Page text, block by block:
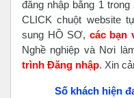
đăng nhập bằng 1
CLICK chuột website
sung HỒ SƠ, các bạn
Nghề nghiệp và Nơi
trình Đăng nhập. Xin
Số khách hiện